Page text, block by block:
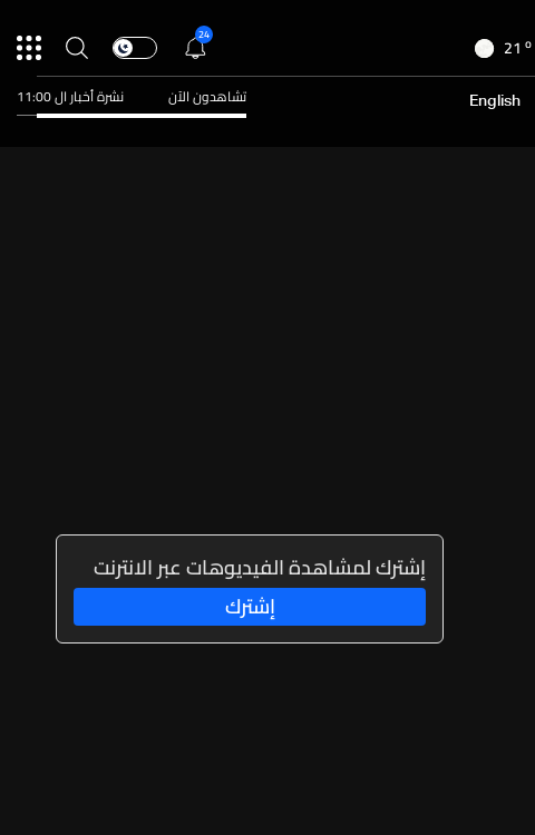
21 o
25o
26
24
English تشاهدون الآن نشرة أخبار ال 11:00
إشترك لمشاهدة الفيديوهات عبر الانترنت
إشترك